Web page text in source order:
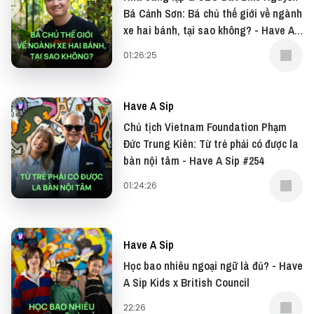
Đừng quên có thể xem bản video của podcast này
tại: YouTube
Và đọc những bài viết thú vị tại website: Vietcetera
—
Yêu thích tập podcast này, bạn có thể donate tại:
● Patreon:https://www.patreon.com/vietcetera
https://www.buymeacoffee.com/vietcetera
Nếu có bất cứ góp ý, phản hồi hay mong muốn hợp
tác, bạn có thể gửi email về địa chỉ
Bá Cảnh Sơn: Bá chủ thế giới về ngành
xe hai bánh, tại sao không? - Have A
01:26:25
Have A Sip
Chủ tịch Vietnam Foundation Phạm
Đức Trung Kiên: Từ trẻ phải có được la
bàn nội tâm - Have A Sip #254
01:24:26
Have A Sip
Học bao nhiêu ngoại ngữ là đủ? - Have
A Sip Kids x British Council
22:26